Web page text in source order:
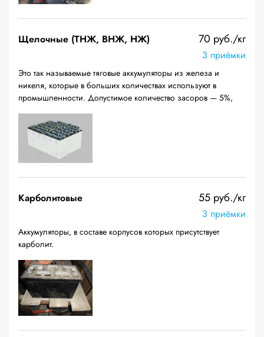
Щелочные (ТНЖ, ВНЖ, НЖ) 70 руб./кг
3 приёмки
Это так называемые тяговые аккумуляторы из железа и
никеля, которые в больших количествах используют в
промышленности. Допустимое количество засоров — 5%,
Карболитовые 55 руб./кг
3 приёмки
Аккумуляторы, в составе корпусов которых присутствует
карболит.